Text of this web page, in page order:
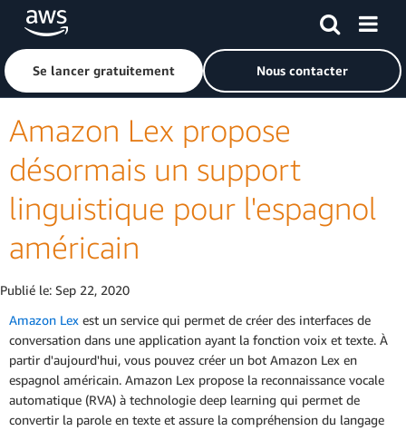
Passer au contenu principal
Cliquer ici pour revenir à la page d'accueil d'Amazon Web
Se lancer gratuitement Nous contacter
Amazon Lex propose
désormais un support
linguistique pour l'espagnol
américain
Publié le: Sep 22, 2020
Amazon Lex est un service qui permet de créer des interfaces de
conversation dans une application ayant la fonction voix et texte. À
partir d'aujourd'hui, vous pouvez créer un bot Amazon Lex en
espagnol américain. Amazon Lex propose la reconnaissance vocale
automatique (RVA) à technologie deep learning qui permet de
convertir la parole en texte et assure la compréhension du langage